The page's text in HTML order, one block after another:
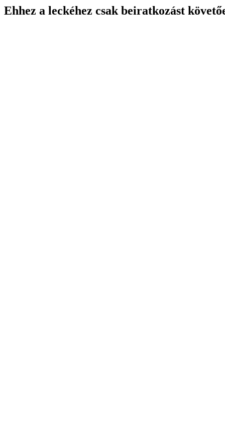
Ehhez a leckéhez csak beiratkozást